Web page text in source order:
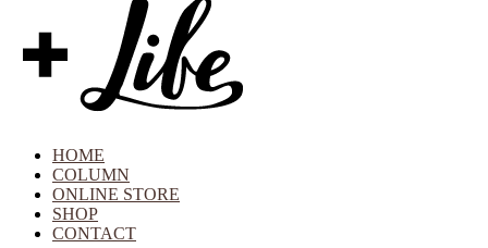
HOME
COLUMN
ONLINE STORE
SHOP
CONTACT